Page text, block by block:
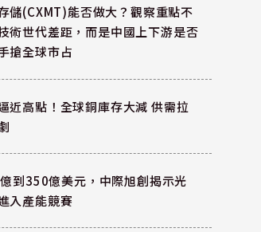
儲(CXMT)能否做大？觀察重點不
術世代差距，而是中國上下游是否
搶全球市占
近高點！全球銅庫存大減 供需拉
到350億美元，中際旭創揭示光
入產能競賽